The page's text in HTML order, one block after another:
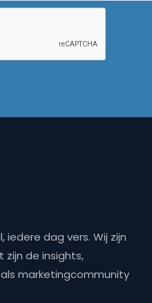
dag vers. Wij zijn
de insights,
marketingcommunity